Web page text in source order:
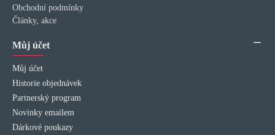
Obchodní podmínky
Články, akce
Můj účet
Můj účet
Historie objednávek
Partnerský program
Novinky emailem
Dárkové poukazy